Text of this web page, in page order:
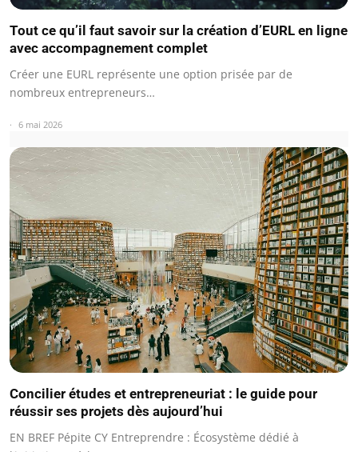
Tout ce qu’il faut savoir sur la création d’EURL en ligne
avec accompagnement complet
Créer une EURL représente une option prisée par de
nombreux entrepreneurs…
6 mai 2026
Concilier études et entrepreneuriat : le guide pour
réussir ses projets dès aujourd’hui
EN BREF Pépite CY Entreprendre : Écosystème dédié à